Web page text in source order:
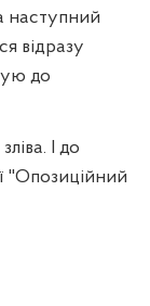
наступний
відразу
до
І до
"Опозиційний